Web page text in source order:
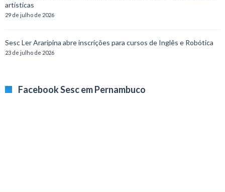
artísticas
29 de julho de 2026
Sesc Ler Araripina abre inscrições para cursos de Inglês e Robótica
23 de julho de 2026
Facebook Sesc em Pernambuco